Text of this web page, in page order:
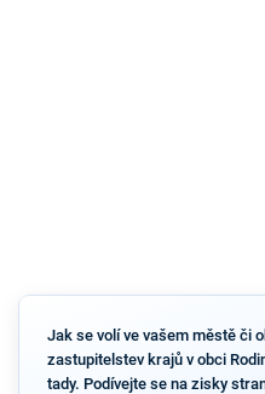
Jak se volí ve vašem městě či
zastupitelstev krajů v obci
tady. Podívejte se na zisky